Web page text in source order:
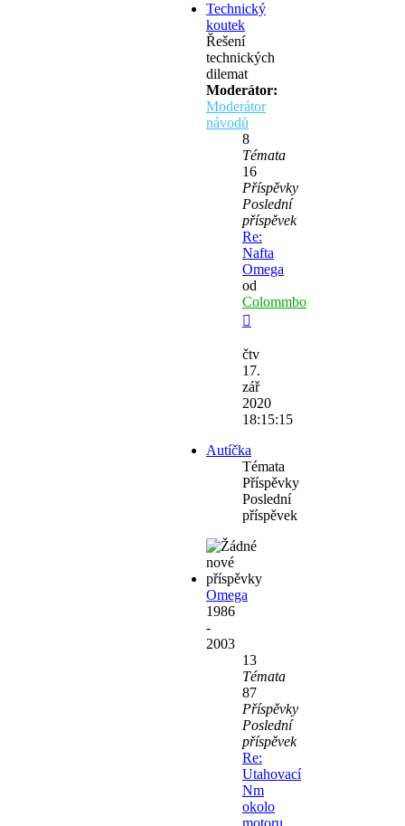
Technický
koutek
Řešení
technických
dilemat
Moderátor:
Moderátor
návodů
8
Témata
16
Příspěvky
Poslední
příspěvek
Re:
Nafta
Omega
od
Colommbo
poslední
příspěvek
čtv
17.
zář
2020
18:15:15
Autíčka
Témata
Příspěvky
Poslední
příspěvek
Omega
1986
-
2003
13
Témata
87
Příspěvky
Poslední
příspěvek
Re:
Utahovací
Nm
okolo